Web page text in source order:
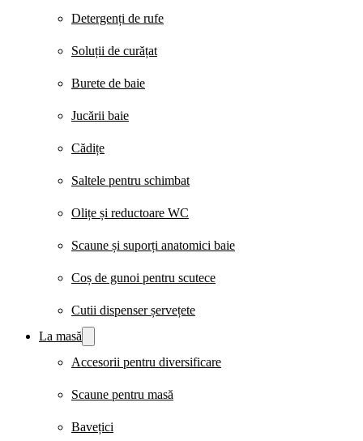
Detergenți de rufe
Soluții de curățat
Burete de baie
Jucării baie
Cădițe
Saltele pentru schimbat
Olițe și reductoare WC
Scaune și suporți anatomici baie
Coș de gunoi pentru scutece
Cutii dispenser șervețete
La masă
Accesorii pentru diversificare
Scaune pentru masă
Bavețici